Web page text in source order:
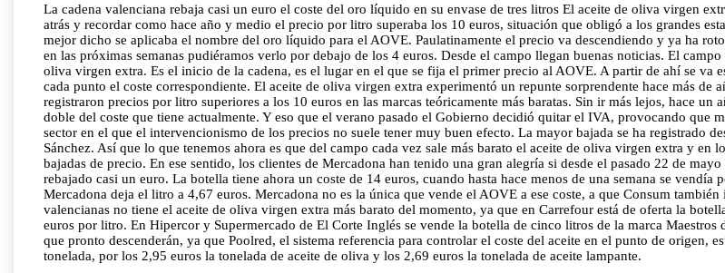
La cadena valenciana rebaja casi un euro el coste del oro líquido en su envase de tres litros El aceite de oliva virgen
atrás y recordar como hace año y medio el precio por litro superaba los 10 euros, situación que obligó a los grandes
mejor dicho se aplicaba el nombre del oro líquido para el AOVE. Paulatinamente el precio va descendiendo y ya ha
en las próximas semanas pudiéramos verlo por debajo de los 4 euros. Desde el campo llegan buenas noticias. El
oliva virgen extra. Es el inicio de la cadena, es el lugar en el que se fija el primer precio al AOVE. A partir de ahí se va
cada punto el coste correspondiente. El aceite de oliva virgen extra experimentó un repunte sorprendente hace más
registraron precios por litro superiores a los 10 euros en las marcas teóricamente más baratas. Sin ir más lejos, hace
doble del coste que tiene actualmente. Y eso que el verano pasado el Gobierno decidió quitar el IVA, provocando que
sector en el que el intervencionismo de los precios no suele tener muy buen efecto. La mayor bajada se ha registrado
Sánchez. Así que lo que tenemos ahora es que del campo cada vez sale más barato el aceite de oliva virgen extra y en
bajadas de precio. En ese sentido, los clientes de Mercadona han tenido una gran alegría si desde el pasado 22 de
rebajado casi un euro. La botella tiene ahora un coste de 14 euros, cuando hasta hace menos de una semana se
Mercadona deja el litro a 4,67 euros. Mercadona no es la única que vende el AOVE a ese coste, a que Consum
valencianas no tiene el aceite de oliva virgen extra más barato del momento, ya que en Carrefour está de oferta la
euros por litro. En Hipercor y Supermercado de El Corte Inglés se vende la botella de cinco litros de la marca
que pronto descenderán, ya que Poolred, el sistema referencia para controlar el coste del aceite en el punto de origen,
tonelada, por los 2,95 euros la tonelada de aceite de oliva y los 2,69 euros la tonelada de aceite lampante.